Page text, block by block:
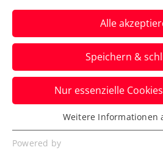
News filtern
Alle
Speichern &
Nur essenzielle
Essenziell
Essenzielle Cookies werden für
Weitere Informationen
Powered by